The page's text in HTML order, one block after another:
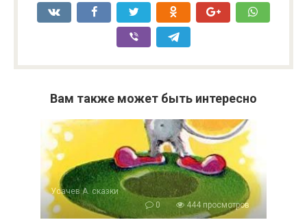
Вам также может быть интересно
Усачев А. сказки
0
444 просмотров